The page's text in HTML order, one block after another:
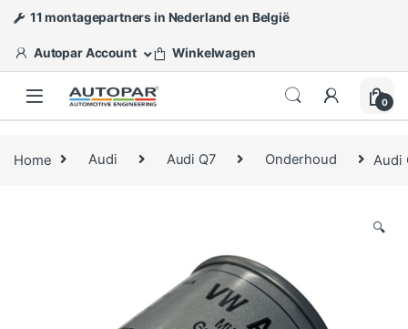
11 montagepartners in Nederland en België
Autopar Account Winkelwagen
0
Home Audi Audi Q7 Onderhoud Audi
🔍